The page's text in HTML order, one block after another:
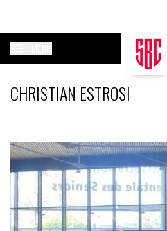
CHRISTIAN ESTROSI